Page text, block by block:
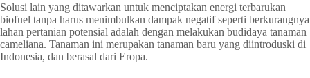
Solusi lain yang ditawarkan untuk menciptakan energi terbarukan
biofuel tanpa harus menimbulkan dampak negatif seperti berkurangnya
lahan pertanian potensial adalah dengan melakukan budidaya tanaman
cameliana. Tanaman ini merupakan tanaman baru yang diintroduski di
Indonesia, dan berasal dari Eropa.